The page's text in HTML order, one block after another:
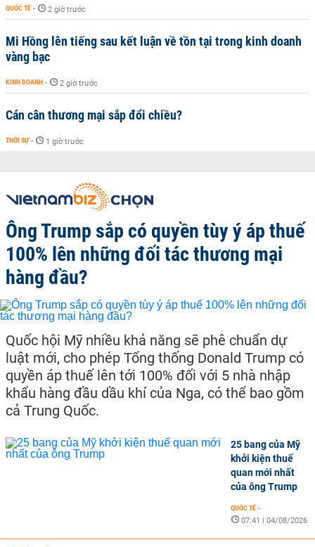
QUỐC TẾ - 2 giờ trước
Mi Hồng lên tiếng sau kết luận về tồn tại trong kinh doanh
vàng bạc
KINH DOANH - 2 giờ trước
Cán cân thương mại sắp đổi chiều?
THỜI SỰ - 1 giờ trước
Ông Trump sắp có quyền tùy ý áp thuế
100% lên những đối tác thương mại
hàng đầu?
Quốc hội Mỹ nhiều khả năng sẽ phê chuẩn dự
luật mới, cho phép Tổng thống Donald Trump có
quyền áp thuế lên tới 100% đối với 5 nhà nhập
khẩu hàng đầu dầu khí của Nga, có thể bao gồm
cả Trung Quốc.
25 bang của Mỹ
khởi kiện thuế
quan mới nhất
của ông Trump
QUỐC TẾ -
07:41 | 04/08/2026